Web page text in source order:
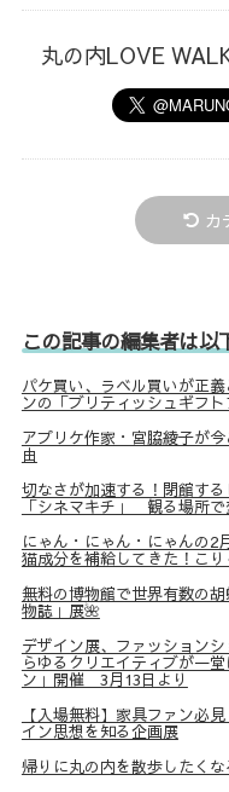
丸の内LOVE
カ
この記事の編集者は以
パケ買い、ラベル買いが正
ンの「ブリティッシュギフ
アプリケ作家・宮脇綾子が
由
切なさが加速する！閉館す
「シネマキチ」 観る場所
にゃん・にゃん・にゃんの
猫成分を補給してきた！こ
無料の博物館で世界有数の
物誌」展🌺
デザイン展、ファッション
らゆるクリエイティブが一
ン」開催 3月13日より
【入場無料】家具ファン必
イン思想を知る企画展
帰りに丸の内を散歩したく